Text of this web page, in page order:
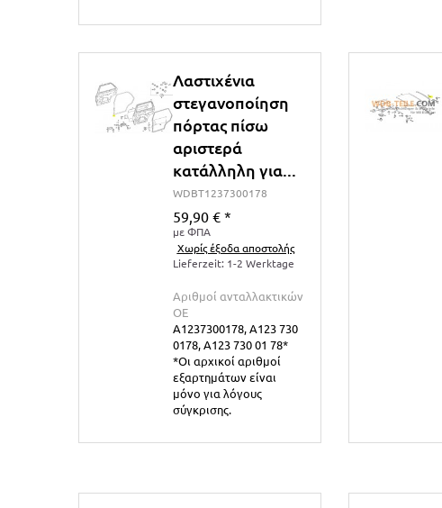
Λαστιχένια
στεγανοποίηση
πόρτας πίσω
αριστερά
κατάλληλη για...
WDBT1237300178
59,90 € *
με ΦΠΑ
Χωρίς έξοδα αποστολής
Lieferzeit: 1-2 Werktage
Αριθμοί ανταλλακτικών
ΟΕ
A1237300178, A123 730
0178, A123 730 01 78*
*Οι αρχικοί αριθμοί
εξαρτημάτων είναι
μόνο για λόγους
σύγκρισης.